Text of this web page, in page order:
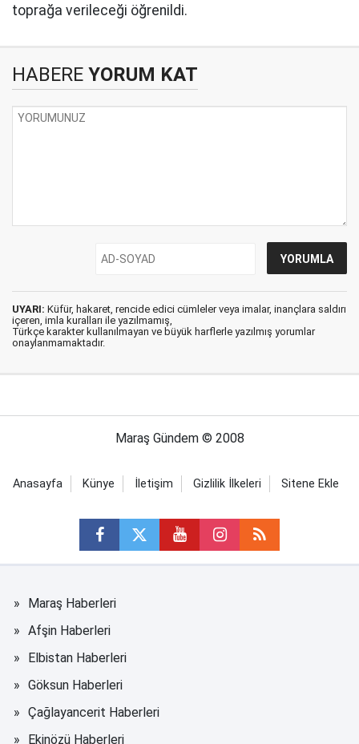
toprağa verileceği öğrenildi.
HABERE YORUM KAT
UYARI: Küfür, hakaret, rencide edici cümleler veya imalar, inançlara saldırı
içeren, imla kuralları ile yazılmamış,
Türkçe karakter kullanılmayan ve büyük harflerle yazılmış yorumlar
onaylanmamaktadır.
Maraş Gündem © 2008
Anasayfa Künye İletişim Gizlilik İlkeleri Sitene Ekle
Maraş Haberleri
Afşin Haberleri
Elbistan Haberleri
Göksun Haberleri
Çağlayancerit Haberleri
Ekinözü Haberleri